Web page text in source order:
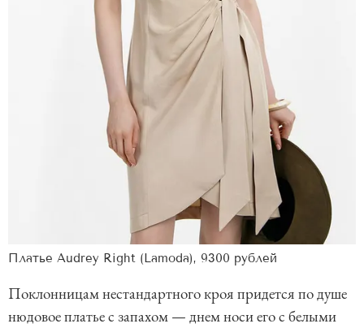
Платье Audrey Right (Lamoda), 9300 рублей
Поклонницам нестандартного кроя придется по душе
нюдовое платье с запахом — днем носи его с белыми